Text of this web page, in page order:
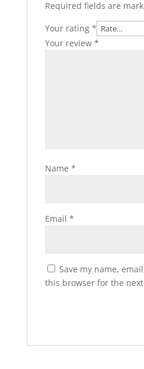
Required fields are
Your rating *
Your review *
Name *
Email *
Save my name,
this browser for the